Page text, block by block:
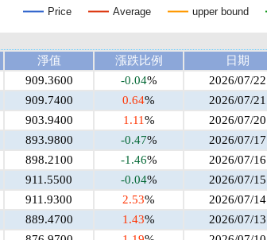
Price Average upper bound
淨值 漲跌比例 日期
909.3600 -0.04% 2026/07/22
909.7400 0.64% 2026/07/21
903.9400 1.11% 2026/07/20
893.9800 -0.47% 2026/07/17
898.2100 -1.46% 2026/07/16
911.5500 -0.04% 2026/07/15
911.9300 2.53% 2026/07/14
889.4700 1.43% 2026/07/13